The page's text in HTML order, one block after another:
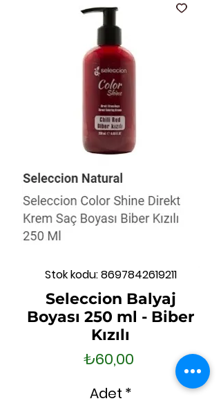
Stok kodu: 8697842619211
Seleccion Balyaj
Boyası 250 ml - Biber
Kızılı
₺60,00
Adet *